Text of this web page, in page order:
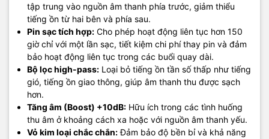
tập trung vào nguồn âm thanh phía trước, giảm thiểu
tiếng ồn từ hai bên và phía sau.
Pin sạc tích hợp: Cho phép hoạt động liên tục hơn 150
giờ chỉ với một lần sạc, tiết kiệm chi phí thay pin và đảm
bảo hoạt động liên tục trong các buổi quay dài.
Bộ lọc high-pass: Loại bỏ tiếng ồn tần số thấp như tiếng
gió, tiếng ồn giao thông, giúp âm thanh thu được sạch
hơn.
Tăng âm (Boost) +10dB: Hữu ích trong các tình huống
thu âm ở khoảng cách xa hoặc với nguồn âm thanh yếu.
Vỏ kim loại chắc chắn:Đảm bảo độ bền bỉ và khả năng